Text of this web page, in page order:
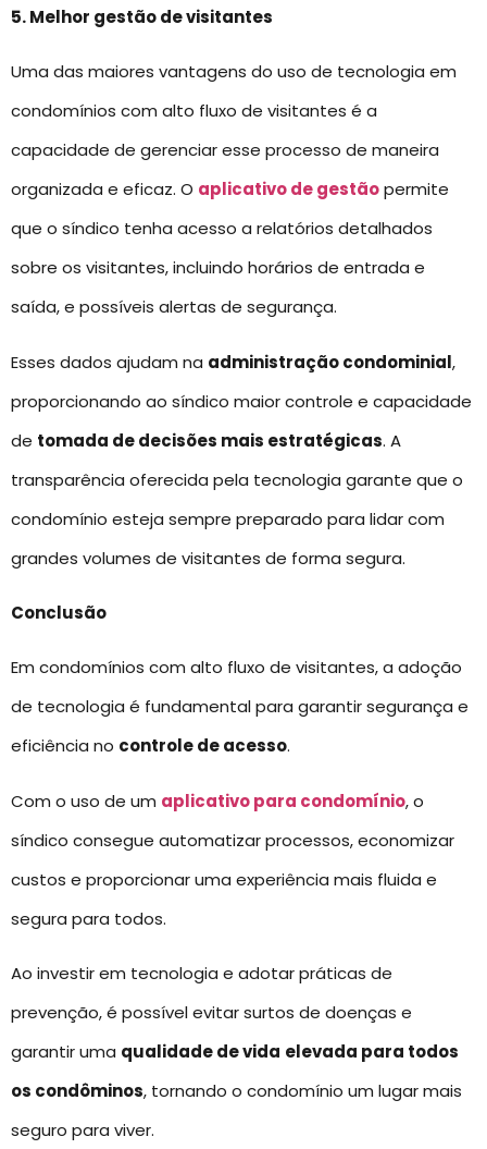
5. Melhor gestão de visitantes
Uma das maiores vantagens do uso de tecnologia em
condomínios com alto fluxo de visitantes é a
capacidade de gerenciar esse processo de maneira
organizada e eficaz. O aplicativo de gestãopermite
que o síndico tenha acesso a relatórios detalhados
sobre os visitantes, incluindo horários de entrada e
saída, e possíveis alertas de segurança.
Esses dados ajudam na administração condominial,
proporcionando ao síndico maior controle e capacidade
de tomada de decisões mais estratégicas. A
transparência oferecida pela tecnologia garante que o
condomínio esteja sempre preparado para lidar com
grandes volumes de visitantes de forma segura.
Conclusão
Em condomínios com alto fluxo de visitantes, a adoção
de tecnologia é fundamental para garantir segurança e
eficiência no controle de acesso.
Com o uso de um aplicativo para condomínio, o
síndico consegue automatizar processos, economizar
custos e proporcionar uma experiência mais fluida e
segura para todos.
Ao investir em tecnologia e adotar práticas de
prevenção, é possível evitar surtos de doenças e
garantir uma qualidade de vida elevada para todos
os condôminos, tornando o condomínio um lugar mais
seguro para viver.